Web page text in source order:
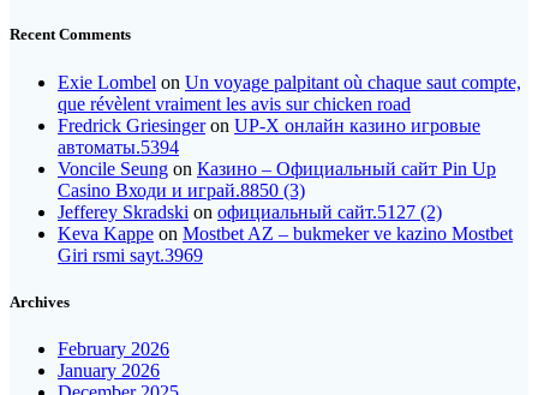
Recent Comments
Exie Lombel on Un voyage palpitant où chaque saut compte,
que révèlent vraiment les avis sur chicken road
Fredrick Griesingeron UP-X онлайн казино игровые
автоматы.5394
Voncile Seung on Казино – Официальный сайт Pin Up
Casino Входи и играй.8850 (3)
Jefferey Skradski on официальный сайт.5127 (2)
Keva Kappe on Mostbet AZ – bukmeker ve kazino Mostbet
Giri rsmi sayt.3969
Archives
February 2026
January 2026